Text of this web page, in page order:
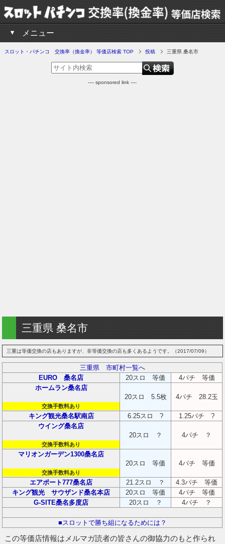
メニュー
スロット・パチンコ 交換率（換金率） 等価店検索 TOP 投稿 三重県 桑名市
---- sponsored link ----
三重県 桑名市
三重は等価交換の店もありますが、非等価交換の店も多くあるようです。（2017/07/09）
三重県 市町村一覧へ
EURO 桑名店
20スロ 等価
4パチ 等価
ホームラン桑名店
交換手数料あり
20スロ 5.5枚 4パチ 28.2玉
キング観光桑名駅南店 6.25スロ ?
1.25パチ ?
ウイング桑名店
交換手数料あり
20スロ ？ 4パチ ？
マリオンガーデン1300桑名店
交換手数料あり
20スロ 等価 4パチ 等価
エアポート777桑名店 21.2スロ ？
4.3パチ 等価
キング観光 サウザンド桑名本店
20スロ 等価
4パチ 等価
G-SITE桑名多度店
20スロ ？ 4パチ ？
■スロットで勝ち組になるためには？
この等価店情報はメルマガ読者の皆さんの御協力のもと作られ